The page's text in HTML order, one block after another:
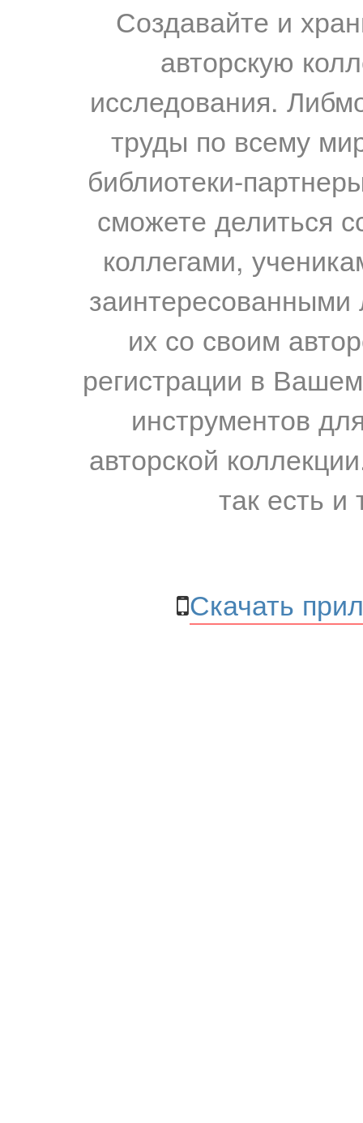
Создавайте и
авторскую
исследования.
труды по всему
библиотеки-
сможете делиться
коллегами,
их со своим
регистрации в
инструментов
авторской
так есть и
Скачать